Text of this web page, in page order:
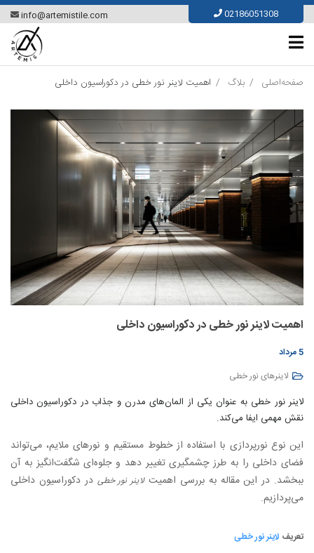
info@artemistile.com 02186051308
صفحه‌اصلی بلاگ اهمیت لاینر نور خطی در دکوراسیون داخلی
اهمیت لاینر نور خطی در دکوراسیون داخلی
5 مرداد
لاینرهای نور خطی
لاینر نور خطی به عنوان یکی از المان‌های مدرن و جذاب در دکوراسیون داخلی
نقش مهمی ایفا می‌کند.
این نوع نورپردازی با استفاده از خطوط مستقیم و نورهای ملایم، می‌تواند
فضای داخلی را به طرز چشمگیری تغییر دهد و جلوه‌ای شگفت‌انگیز به آن
ببخشد. در این مقاله به بررسی اهمیتلاینر نور خطی در دکوراسیون داخلی
می‌پردازیم.
تعریف لاینر نور خطی